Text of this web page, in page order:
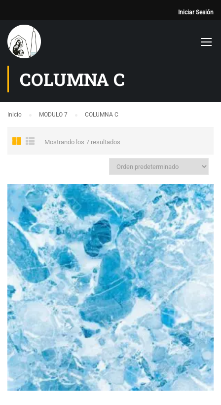
Iniciar Sesión
COLUMNA C
Inicio MODULO 7 COLUMNA C
Mostrando los 7 resultados